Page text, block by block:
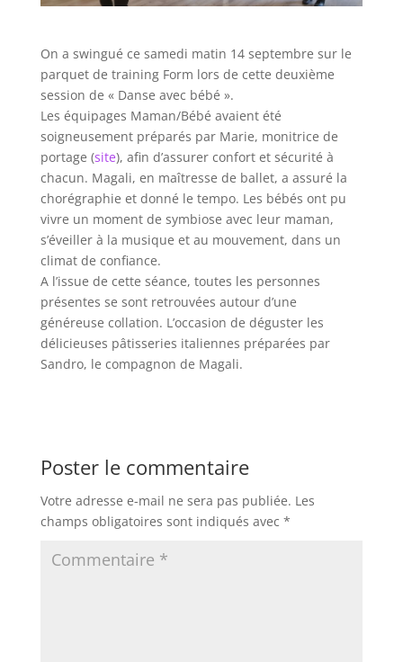
On a swingué ce samedi matin 14 septembre sur le
parquet de training Form lors de cette deuxième
session de « Danse avec bébé ».
Les équipages Maman/Bébé avaient été
soigneusement préparés par Marie, monitrice de
portage (site), afin d’assurer confort et sécurité à
chacun. Magali, en maîtresse de ballet, a assuré la
chorégraphie et donné le tempo. Les bébés ont pu
vivre un moment de symbiose avec leur maman,
s’éveiller à la musique et au mouvement, dans un
climat de confiance.
A l’issue de cette séance, toutes les personnes
présentes se sont retrouvées autour d’une
généreuse collation. L’occasion de déguster les
délicieuses pâtisseries italiennes préparées par
Sandro, le compagnon de Magali.
Poster le commentaire
Votre adresse e-mail ne sera pas publiée. Les
champs obligatoires sont indiqués avec *